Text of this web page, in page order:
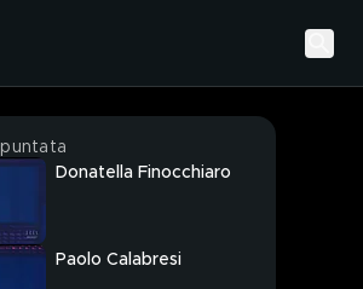
Donatella Finocchiaro
Paolo Calabresi